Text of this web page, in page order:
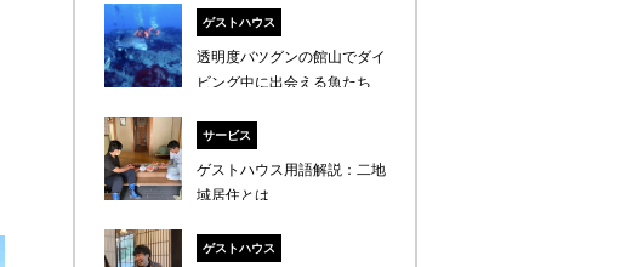
紹介 東日本編
ゲストハウス
透明度バツグンの館山でダイ
ビング中に出会える魚たち
サービス
ゲストハウス用語解説：二地
域居住とは
ゲストハウス